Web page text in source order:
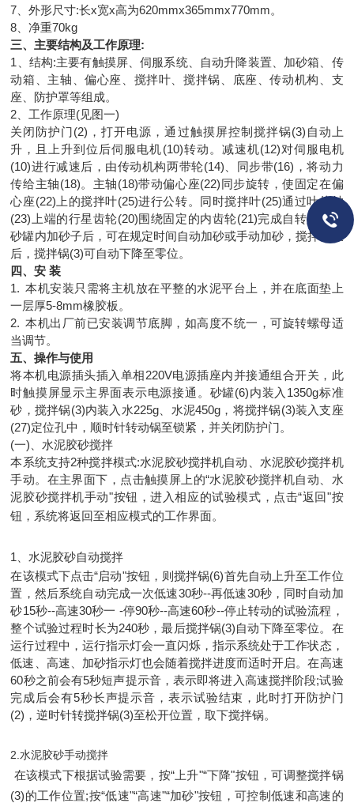
7 、外形尺寸:长x宽x高为620mmx365mmx770mm。
8 、净重70kg
三、主要结构及工作原理:
1 、结构:主要有触摸屏、伺服系统、自动升降装置、加砂箱、传
动箱、主轴、偏心座、搅拌叶、搅拌锅、底座、传动机构、支
座、防护罩等组成。
2 、工作原理(见图一)
关闭防护门(2) ，打开电源，通过触摸屏控制搅拌锅(3) 自动上
升，且上升到位后伺服电机(10)转动。减速机(12)对伺服电机
(10)进行减速后，由传动机构两带轮(14) 、同步带(16) ，将动力
传给主轴(18)。主轴(18)带动偏心座(22)同步旋转，使固定在偏
心座(22) 上的搅拌叶(25)进行公转。同时搅拌叶(25)通过叶片轴
(23) 上端的行星齿轮(20)围绕固定的内齿轮(21)完成自转运动。
砂罐内加砂子后，可在规定时间自动加砂或手动加砂，搅拌结束
后，搅拌锅(3)可自动下降至零位。
四、安 装
1. 本机安装只需将主机放在平整的水泥平台上，并在底面垫上
一层厚5-8mm橡胶板。
2. 本机出厂前已安装调节底脚，如高度不统一，可旋转螺母适
当调节。
五、操作与使用
将本机电源插头插入单相220V电源插座内并接通组合开关，此
时触摸屏显示主界面表示电源接通。砂罐(6)内装入 1350g标准
砂，搅拌锅(3)内装入水225g 、水泥450g ，将搅拌锅(3)装入支座
(27)定位孔中，顺时针转动锅至锁紧，并关闭防护门。
(一) 、水泥胶砂搅拌
本系统支持2种搅拌模式:水泥胶砂搅拌机自动、水泥胶砂搅拌机
手动。在主界面下，点击触摸屏上的“水泥胶砂搅拌机自动、水
泥胶砂搅拌机手动"按钮，进入相应的试验模式，点击“返回"按
钮，系统将返回至相应模式的工作界面。
1、 水泥胶砂自动搅拌
在该模式下点击“启动"按钮，则搅拌锅(6)首先自动上升至工作位
置，然后系统自动完成一次低速30秒--再低速30秒，同时自动加
砂15秒--高速30秒一 -停90秒--高速60秒--停止转动的试验流程，
整个试验过程时长为240秒，最后搅拌锅(3)自动下降至零位。在
运行过程中，运行指示灯会一直闪烁，指示系统处于工作状态，
低速、高速、加砂指示灯也会随着搅拌进度而适时开启。在高速
60秒之前会有5秒短声提示音，表示即将进入高速搅拌阶段;试验
完成后会有5秒长声提示音，表示试验结束，此时打开防护门
(2) ，逆时针转搅拌锅(3)至松开位置，取下搅拌锅。
2.水泥胶砂手动搅拌
在该模式下根据试验需要，按“上升"“下降"按钮，可调整搅拌锅
(3)的工作位置;按“低速"“高速"“加砂"按钮，可控制低速和高速的